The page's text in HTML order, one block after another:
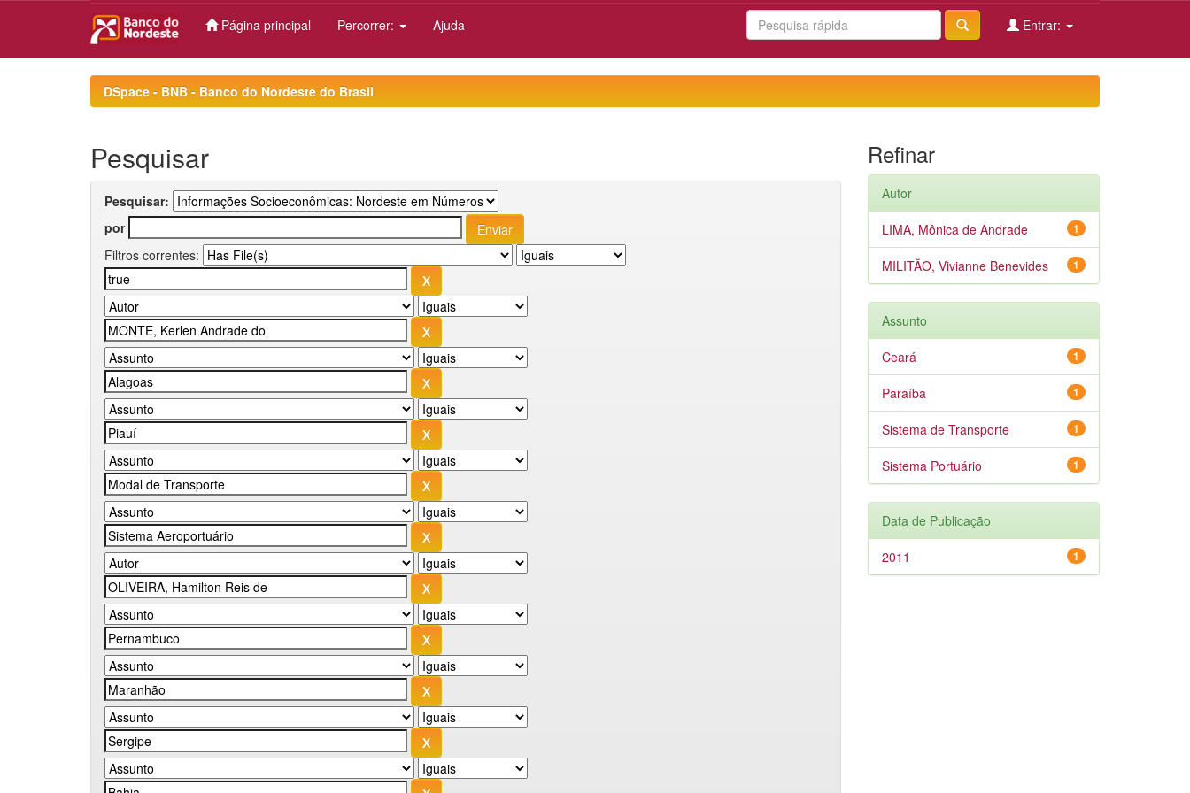
Página principal Percorrer: Ajuda Entrar:
DSpace - BNB - Banco do Nordeste do Brasil
Pesquisar
Pesquisar:
por
Filtros correntes:
Refinar
Autor
1
LIMA, Mônica de Andrade
1
MILITÃO, Vivianne Benevides
Assunto
1
Ceará
1
Paraíba
1
Sistema de Transporte
1
Sistema Portuário
Data de Publicação
1
2011